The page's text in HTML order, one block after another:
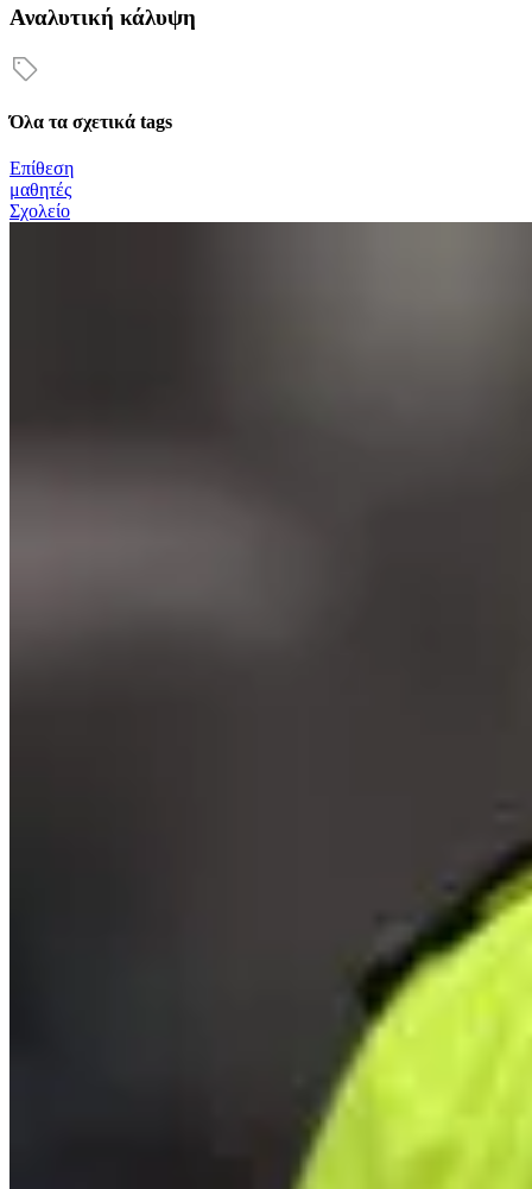
Αναλυτική κάλυψη
Όλα τα σχετικά tags
Επίθεση
μαθητές
Σχολείο